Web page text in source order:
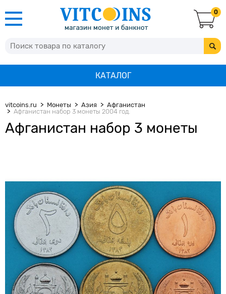
0
КАТАЛОГ
vitcoins.ru Монеты Азия
Афганистан
Афганистан набор 3 монеты 2004 год.
Афганистан набор 3 монеты